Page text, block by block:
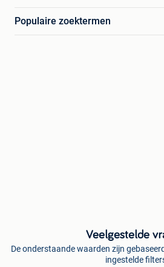
Populaire zoektermen
Veelgestelde
De onderstaande waarden zijn
ingestelde